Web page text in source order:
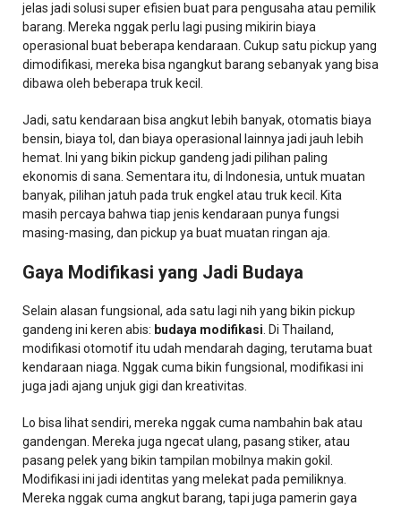
jelas jadi solusi super efisien buat para pengusaha atau pemilik
barang. Mereka nggak perlu lagi pusing mikirin biaya
operasional buat beberapa kendaraan. Cukup satu pickup yang
dimodifikasi, mereka bisa ngangkut barang sebanyak yang bisa
dibawa oleh beberapa truk kecil.
Jadi, satu kendaraan bisa angkut lebih banyak, otomatis biaya
bensin, biaya tol, dan biaya operasional lainnya jadi jauh lebih
hemat. Ini yang bikin pickup gandeng jadi pilihan paling
ekonomis di sana. Sementara itu, di Indonesia, untuk muatan
banyak, pilihan jatuh pada truk engkel atau truk kecil. Kita
masih percaya bahwa tiap jenis kendaraan punya fungsi
masing-masing, dan pickup ya buat muatan ringan aja.
Gaya Modifikasi yang Jadi Budaya
Selain alasan fungsional, ada satu lagi nih yang bikin pickup
gandeng ini keren abis: budaya modifikasi . Di Thailand,
modifikasi otomotif itu udah mendarah daging, terutama buat
kendaraan niaga. Nggak cuma bikin fungsional, modifikasi ini
juga jadi ajang unjuk gigi dan kreativitas.
Lo bisa lihat sendiri, mereka nggak cuma nambahin bak atau
gandengan. Mereka juga ngecat ulang, pasang stiker, atau
pasang pelek yang bikin tampilan mobilnya makin gokil.
Modifikasi ini jadi identitas yang melekat pada pemiliknya.
Mereka nggak cuma angkut barang, tapi juga pamerin gaya